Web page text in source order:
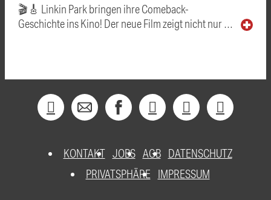
🎬🎸 Linkin Park bringen ihre Comeback-
Geschichte ins Kino! Der neue Film zeigt nicht nur …
KONTAKT JOBS AGB DATENSCHUTZ
PRIVATSPHÄRE
IMPRESSUM